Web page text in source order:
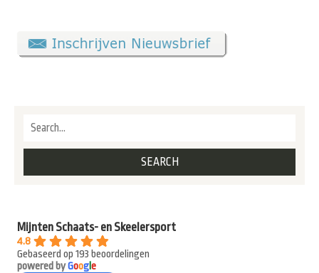
Mijnten Schaats- en Skeelersport
4.8
Gebaseerd op 193 beoordelingen
powered byGooge